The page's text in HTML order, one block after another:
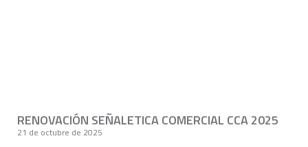
RENOVACIÓN SEÑALETICA COMERCIAL CCA 2025
21 de octubre de 2025